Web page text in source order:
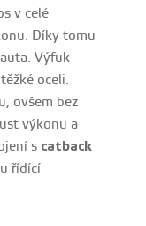
v celé
Díky tomu
Výfuk
oceli.
ovšem bez
výkonu a
s catback
řídící